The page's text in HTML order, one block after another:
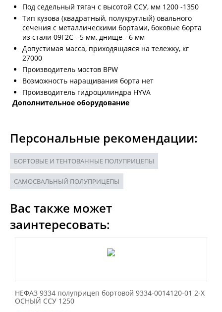
Под седельный тягач с высотой ССУ, мм 1200 -1350
Тип кузова (квадратный, полукруглый) овального
сечения с металлическими бортами, боковые борта
из стали 09Г2С - 5 мм, днище - 6 мм
Допустимая масса, приходящаяся на тележку, кг
27000
Производитель мостов BPW
Возможность наращивания борта нет
Производитель гидроцилиндра HYVA
Дополнительное оборудование
Персональные рекомендации:
БОРТОВЫЕ И ТЕНТОВАННЫЕ ПОЛУПРИЦЕПЫ
САМОСВАЛЬНЫЙ ПОЛУПРИЦЕПЫ
Вас также может
заинтересовать:
НЕФАЗ 9334 полуприцеп бортовой 9334-0014120-01 2-Х
ОСНЫЙ ССУ 1250